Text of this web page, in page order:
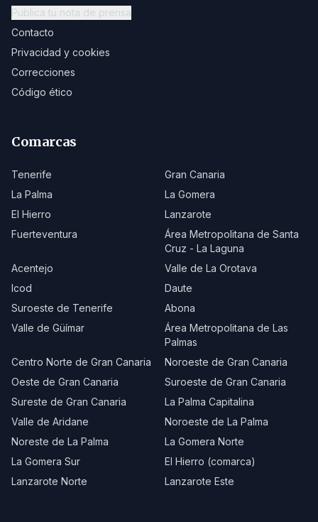
Publica tu nota de prensa
Contacto
Privacidad y cookies
Correcciones
Código ético
Comarcas
Tenerife
Gran Canaria
La Palma
La Gomera
El Hierro
Lanzarote
Fuerteventura
Área Metropolitana de Santa
Cruz - La Laguna
Acentejo
Valle de La Orotava
Icod
Daute
Suroeste de Tenerife
Abona
Valle de Güímar
Área Metropolitana de Las
Palmas
Centro Norte de Gran Canaria
Noroeste de Gran Canaria
Oeste de Gran Canaria
Suroeste de Gran Canaria
Sureste de Gran Canaria
La Palma Capitalina
Valle de Aridane
Noroeste de La Palma
Noreste de La Palma
La Gomera Norte
La Gomera Sur
El Hierro (comarca)
Lanzarote Norte
Lanzarote Este